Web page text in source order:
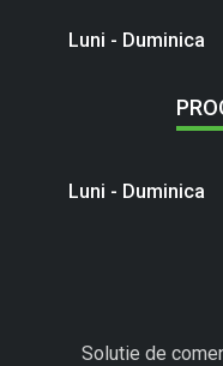
Luni - Duminica
Luni - Duminica
Solutie de